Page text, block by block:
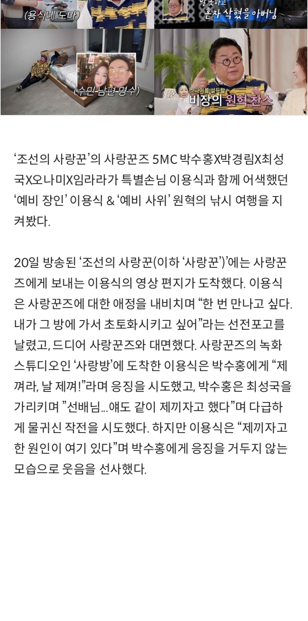
‘조선의 사랑꾼’의 사랑꾼즈 5MC 박수홍X박경림X최성
국X오나미X임라라가 특별손님 이용식과 함께 어색했던
‘예비 장인’ 이용식 & ‘예비 사위’ 원혁의 낚시 여행을 지
켜봤다.
20일 방송된 ‘조선의 사랑꾼(이하 ‘사랑꾼’)’에는 사랑꾼
즈에게 보내는 이용식의 영상 편지가 도착했다. 이용식
은 사랑꾼즈에 대한 애정을 내비치며 “한 번 만나고 싶다.
내가 그 방에 가서 초토화시키고 싶어”라는 선전포고를
날렸고, 드디어 사랑꾼즈와 대면했다. 사랑꾼즈의 녹화
스튜디오인 ‘사랑방’에 도착한 이용식은 박수홍에게 “제
껴라, 날 제껴!”라며 응징을 시도했고, 박수홍은 최성국을
가리키며 ”선배님...얘도 같이 제끼자고 했다”며 다급하
게 물귀신 작전을 시도했다. 하지만 이용식은 “제끼자고
한 원인이 여기 있다”며 박수홍에게 응징을 거두지 않는
모습으로 웃음을 선사했다.